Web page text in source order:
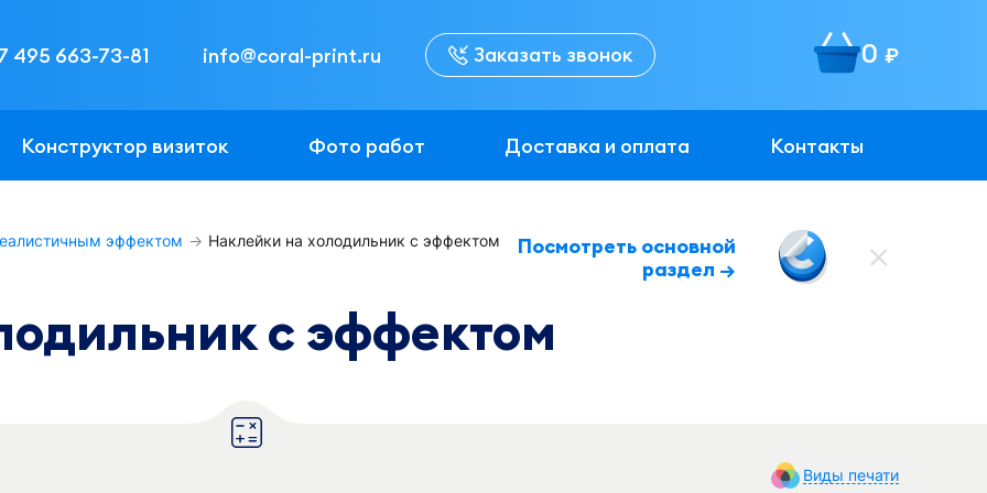
495 663-73-81 info@coral-print.ru Заказать звонок 0 руб.
Конструктор визиток Фото работ Доставка и оплата Контакты
эффектом Наклейки на холодильник с эффектом
Посмотреть основной
раздел →
с эффектом
Виды печати